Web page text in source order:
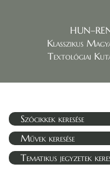
Klasszikus
Textológiai
Szócikkek keresése
Művek keresése
Tematikus jegyzetek